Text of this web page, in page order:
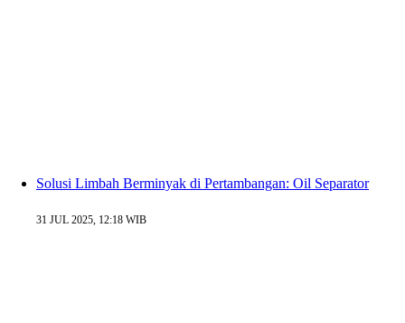
Solusi Limbah Berminyak di Pertambangan: Oil Separator
31 JUL 2025, 12:18 WIB